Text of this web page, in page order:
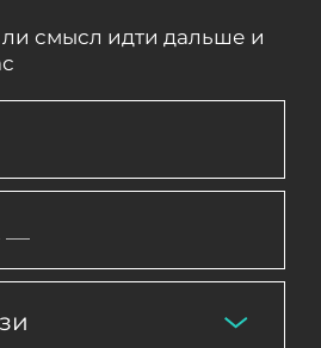
ли смысл идти дальше и